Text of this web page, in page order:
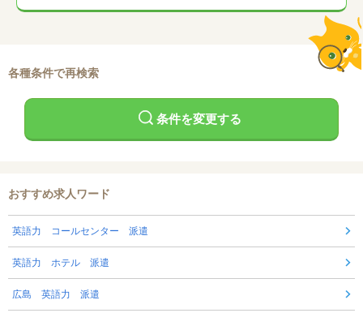
各種条件で再検索
条件を変更する
おすすめ求人ワード
英語力 コールセンター 派遣
英語力 ホテル 派遣
広島 英語力 派遣